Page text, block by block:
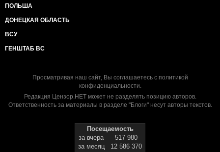
ПОЛЬША
ДОНЕЦКАЯ ОБЛАСТЬ
ВСУ
ГЕНШТАБ ВС
Просматривая наш сайт, Вы соглашаетесь с политикой
конфиденциальности.
Редакция Цензор.НЕТ может не разделять позицию авторов.
Ответственность за материалы в разделе "Блоги" несут авторы текстов.
Посещаемость
за вчера
517 980
за месяц
12 586 370